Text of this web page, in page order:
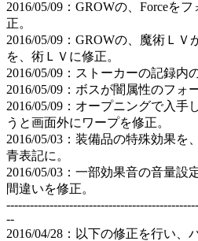
2016/05/09：GROWの、Forceを
正。
2016/05/09：GROWの、魔術Ｌ
を、術ＬＶに修正。
2016/05/09：ストーカーの記録内
2016/05/09：ボスが闇属性のフォ
2016/05/09：オープニングで入手
うと画面外にワープを修正。
2016/05/03：装備品の特殊効果を
青表記に。
2016/05/03：一部効果音の音量設
間違いを修正。
--
2016/04/28：以下の修正を行い、